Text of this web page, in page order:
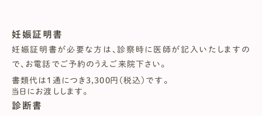
妊娠証明書
妊娠証明書が必要な方は、診察時に医師が記入いたしますの
で、お電話でご予約のうえご来院下さい。
書類代は1通につき3,300円（税込）です。
当日にお渡しします。
診断書